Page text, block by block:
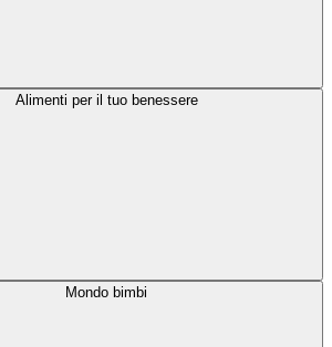
Alimenti per il tuo benessere
Mondo bimbi